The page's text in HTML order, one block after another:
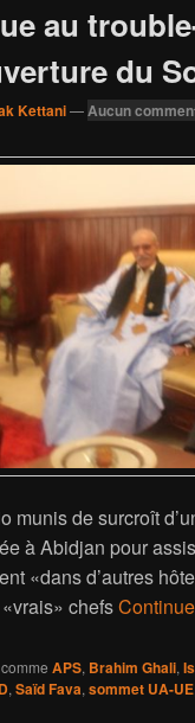
au
du
Kettani—Aucun
munis de surcroît
à Abidjan pour
«dans d’autres
chefs
APS, Brahim Ghali,
, Saïd Fava, sommet UA-UE